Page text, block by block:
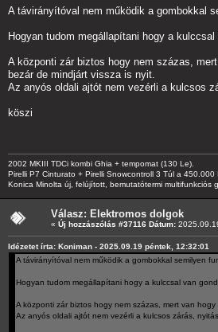
A távirányítóval nem működik a gombokkal
Hogyan tudom megállapítani hogy a
A központi zár biztos hogy nem százas,
bezár de mindjárt vissza is nyit.
Az anyós oldali ajtót nem vezérli a kulcsos
köszi
2002 MKIII TDCi kombi Ghia + tempomat (130 Le).
Pirelli P7 Cinturato + Pirelli Snowcontroll 3 Túl a 450.000
Konica Minolta új, felújított, bemutatótermi
Válasz: Elektromos dolgok
« Új hozzászólás #37116 Dátum:
Idézetet írta: Koniman - 2025.09.19 péntek, 12:32:01
A távirányítóval nem működik a gombokkal semilyen
Hogyan tudom megállapítani hogy a kulccsal van
A központi zár biztos hogy nem százas, mert van
Az anyós oldali ajtót nem vezérli a kulcsos zárás,